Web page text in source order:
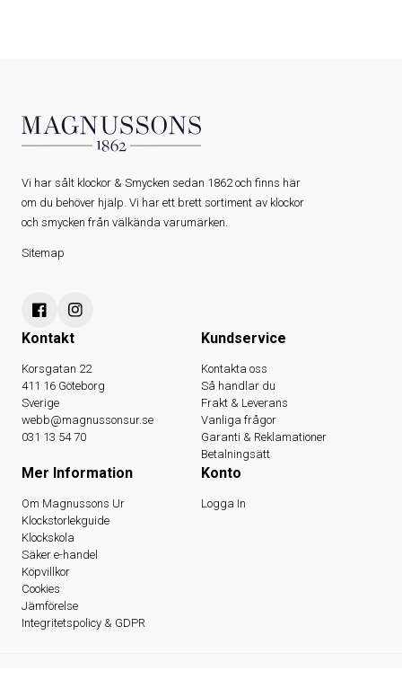
Vi har sålt klockor & Smycken sedan 1862 och finns här
om du behöver hjälp. Vi har ett brett sortiment av klockor
och smycken från välkända varumärken.
Sitemap
Kontakt
Korsgatan 22
411 16 Göteborg
Sverige
webb@magnussonsur.se
031 13 54 70
Kundservice
Kontakta oss
Så handlar du
Frakt & Leverans
Vanliga frågor
Garanti & Reklamationer
Betalningsätt
Mer Information
Om Magnussons Ur
Klockstorlekguide
Klockskola
Säker e-handel
Köpvillkor
Cookies
Jämförelse
Integritetspolicy & GDPR
Konto
Logga In